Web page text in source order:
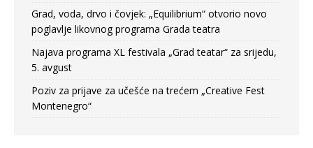
Grad, voda, drvo i čovjek: „Equilibrium“ otvorio novo
poglavlje likovnog programa Grada teatra
Najava programa XL festivala „Grad teatar“ za srijedu,
5. avgust
Poziv za prijave za učešće na trećem „Creative Fest
Montenegro“